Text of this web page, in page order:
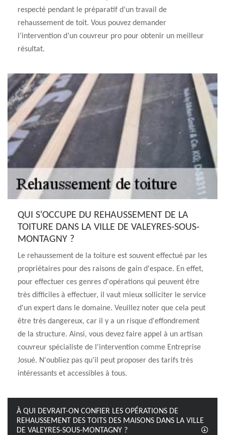
respecté pendant le préparatif d’un travail de
rehaussement de toit. Vous pouvez demander
l’intervention d’un couvreur pro pour obtenir un meilleur
résultat.
QUI S'OCCUPE DU REHAUSSEMENT DE LA
TOITURE DANS LA VILLE DE VALEYRES-SOUS-
MONTAGNY ?
Le rehaussement de la toiture est souvent effectué par les
propriétaires pour des raisons de gain d'espace. En effet,
pour effectuer ces genres d'opérations qui peuvent être
très difficiles à effectuer, il vaut mieux solliciter le service
d'un expert dans le domaine. Veuillez noter que cela peut
être très dangereux, car il y a un risque d'effondrement
de la structure. Ainsi, vous devez faire appel à un artisan
couvreur spécialiste de l'intervention comme Entreprise
Josué. N'oubliez pas qu'il peut proposer des tarifs très
intéressants et accessibles à tous.
À QUI DEVRAIT-ON CONFIER LES OPÉRATIONS DE
REHAUSSEMENT DES TOITS DES MAISONS DANS LA VILLE
DE VALEYRES-SOUS-MONTAGNY ?